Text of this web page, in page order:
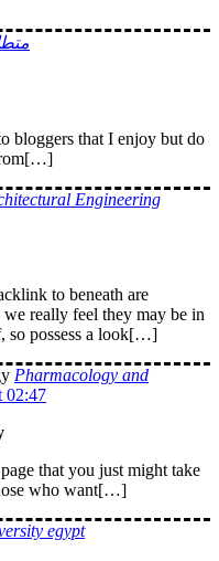
that I enjoy but do
Engineering
to beneath are
really feel they may be in
so possess a look[…]
Pharmacology and
02:47
that you just might take
who want[…]
egypt